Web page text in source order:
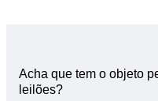
Acha que tem o objeto
leilões?